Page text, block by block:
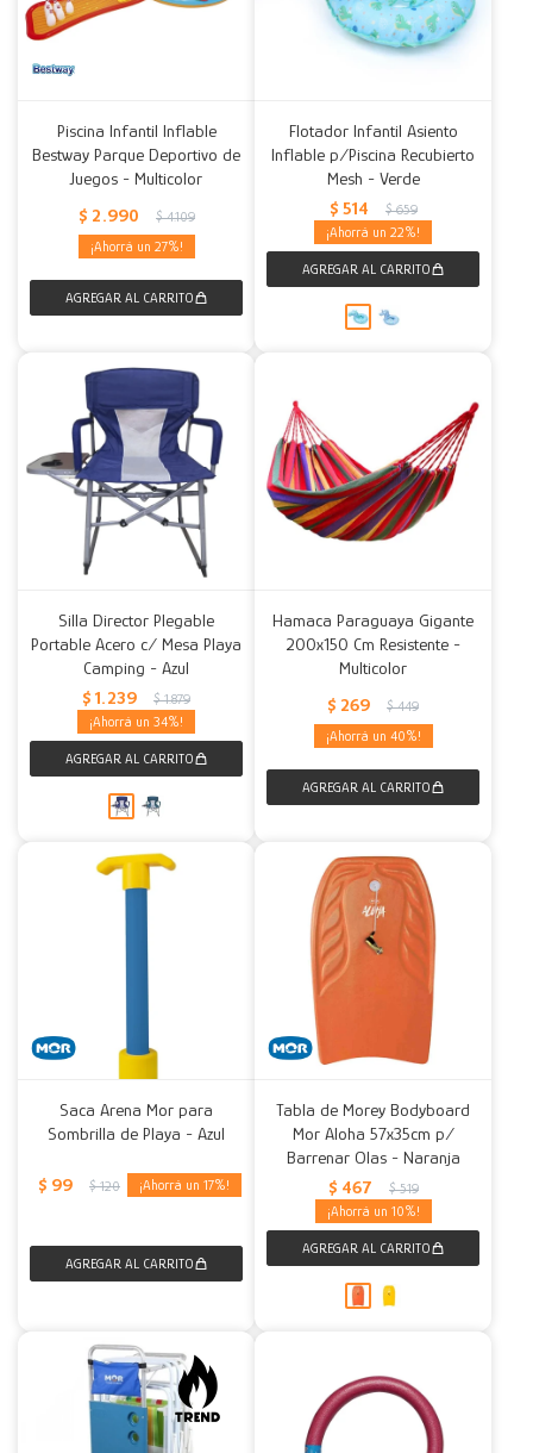
Piscina Infantil Inflable
Bestway Parque Deportivo de
Juegos - Multicolor
$ 2.990 $ 4.109
27
Flotador Infantil Asiento
Inflable p/Piscina Recubierto
Mesh - Verde
$ 514 $ 659
22
Silla Director Plegable
Portable Acero c/ Mesa Playa
Camping - Azul
$ 1.239 $ 1.879
34
Hamaca Paraguaya Gigante
200x150 Cm Resistente -
Multicolor
$ 269 $ 449
40
Saca Arena Mor para
Sombrilla de Playa - Azul
$ 99 $ 120 17
Tabla de Morey Bodyboard
Mor Aloha 57x35cm p/
Barrenar Olas - Naranja
$ 467 $ 519
10